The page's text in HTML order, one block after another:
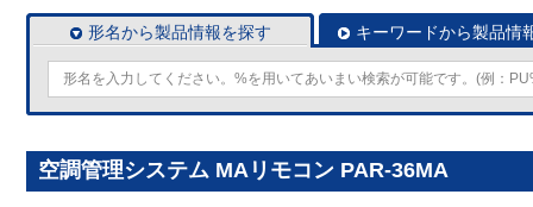
形名から製品情報を探す キーワードから製品情
空調管理システム MAリモコン PAR-36MA